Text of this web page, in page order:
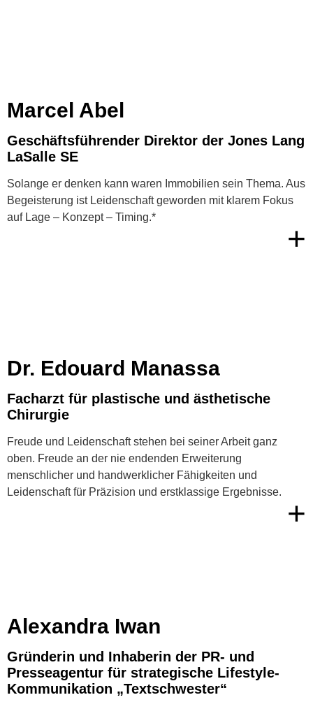
Marcel Abel
Geschäftsführender Direktor der Jones Lang
LaSalle SE
Solange er denken kann waren Immobilien sein Thema. Aus
Begeisterung ist Leidenschaft geworden mit klarem Fokus
auf Lage – Konzept – Timing.*
+
Dr. Edouard Manassa
Facharzt für plastische und ästhetische
Chirurgie
Freude und Leidenschaft stehen bei seiner Arbeit ganz
oben. Freude an der nie endenden Erweiterung
menschlicher und handwerklicher Fähigkeiten und
Leidenschaft für Präzision und erstklassige Ergebnisse.
+
Alexandra Iwan
Gründerin und Inhaberin der PR- und
Presseagentur für strategische Lifestyle-
Kommunikation „Textschwester“